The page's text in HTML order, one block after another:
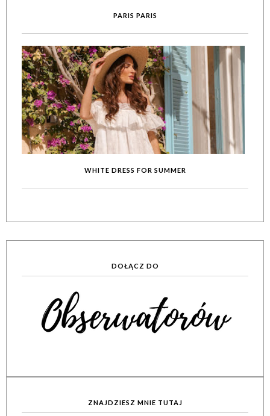
PARIS PARIS
WHITE DRESS FOR SUMMER
DOŁĄCZ DO
ZNAJDZIESZ MNIE TUTAJ